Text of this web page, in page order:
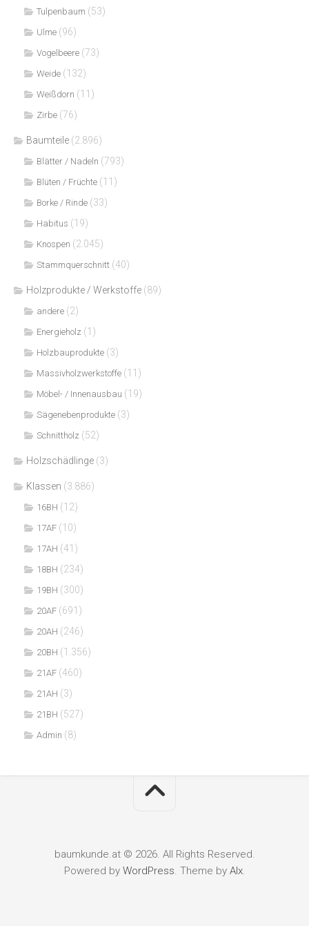
Tulpenbaum (53)
Ulme (96)
Vogelbeere (73)
Weide (132)
Weißdorn (11)
Zirbe (76)
Baumteile (2.896)
Blätter / Nadeln (793)
Blüten / Früchte (11)
Borke / Rinde (33)
Habitus (19)
Knospen (2.045)
Stammquerschnitt (40)
Holzprodukte / Werkstoffe (89)
andere (2)
Energieholz (1)
Holzbauprodukte (3)
Massivholzwerkstoffe (11)
Möbel- / Innenausbau (19)
Sägenebenprodukte (3)
Schnittholz (52)
Holzschädlinge (3)
Klassen (3.886)
16BH (12)
17AF (10)
17AH (41)
18BH (234)
19BH (300)
20AF (691)
20AH (246)
20BH (1.356)
21AF (460)
21AH (3)
21BH (527)
Admin (8)
baumkunde.at © 2026. All Rights Reserved.
Powered by WordPress. Theme by Alx.